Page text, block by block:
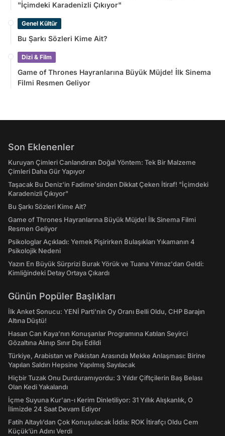
"İçimdeki Karadenizli Çıkıyor"
Genel Kültür
Bu Şarkı Sözleri Kime Ait?
Dizi & Film
Game of Thrones Hayranlarına Büyük Müjde! İlk Sinema
Filmi Resmen Geliyor
Son Eklenenler
Kuruyan Çimleri Canlandıran Doğal Yöntem: Tek Bir Malzeme
Çimleri Daha Gür Yapıyor
Taşacak Bu Deniz'in Fadime'sinden Dikkat Çeken İtiraf! "İçimdeki
Karadenizli Çıkıyor"
Bu Şarkı Sözleri Kime Ait?
Game of Thrones Hayranlarına Büyük Müjde! İlk Sinema Filmi
Resmen Geliyor
Psikologlar Açıkladı: Yemek Pişirirken Bulaşıkları Yıkamanın 4
Psikolojik Nedeni
Yazın En Büyük Sürprizi Burak Yörük ve Tuana Yılmaz'dan Geldi:
Kimliğindeki Detay Ortaya Çıkardı
Günün Popüler Başlıkları
İlk Anket Sonucu: YENİ Parti'nin Oy Oranı Belli Oldu, CHP Barajın
Altına Düştü!
Hasan Can Kaya’nın Konuşanlar Programına Katılan Seyirci
Gözaltına Alınıp Sınır Dışı Edildi
Türkiye, Arabistan ve Pakistan Arasında Mekke Anlaşması: Birine
Yapılan Saldırı Hepsine Yapılmış Sayılacak
Hiçbir Tuzak Onu Durduramıyordu: 3 Yıldır Çiftçilerin Baş Belası
Olan Kedi Yakalandı
İçme Suyuna Kur'an-ı Kerim Dinletiliyor: 31 Yıllık Alışkanlık, O
İlimizde 24 Saat Devam Ediyor
Fatih Altaylı’dan Çok Konuşulacak İddia: ROK İtirafçı Oldu Cem
Küçük’ün Adını Verdi